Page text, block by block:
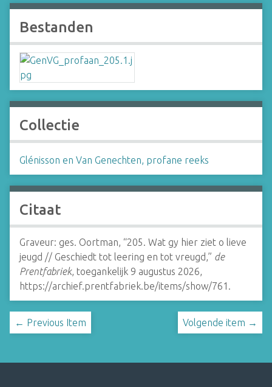
Bestanden
Collectie
Glénisson en Van Genechten, profane reeks
Citaat
Graveur: ges. Oortman, “205. Wat gy hier ziet o lieve
jeugd // Geschiedt tot leering en tot vreugd,” de
Prentfabriek, toegankelijk 9 augustus 2026,
https://archief.prentfabriek.be/items/show/761 .
← Previous Item Volgende item →